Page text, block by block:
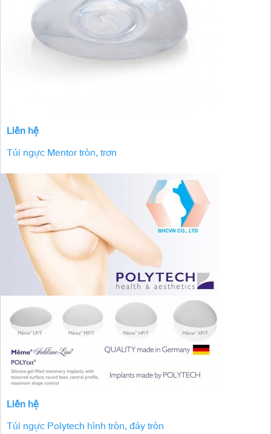
Liên hệ
Túi ngực Mentor tròn, trơn
Liên hệ
Túi ngực Polytech hình tròn, đáy tròn